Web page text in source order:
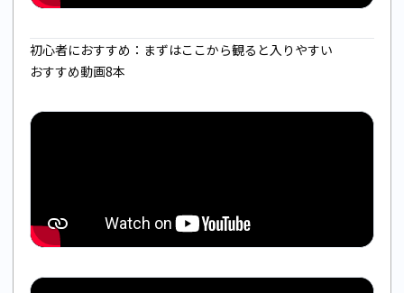
初心者におすすめ：まずはここから観ると入りやすい
おすすめ動画8本